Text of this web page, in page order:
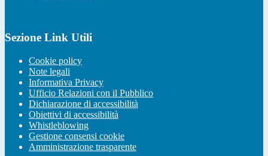
Sezione Link Utili
Cookie policy
Note legali
Informativa Privacy
Ufficio Relazioni con il Pubblico
Dichiarazione di accessibilità
Obiettivi di accessibilità
Whistleblowing
Gestione consensi cookie
Amministrazione trasparente